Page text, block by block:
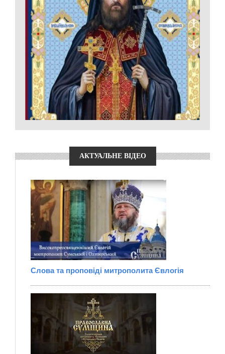
АКТУАЛЬНЕ ВІДЕО
Слова та проповіді митрополита Євлогія